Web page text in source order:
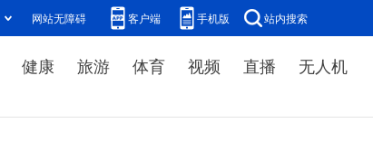
网站无障碍 客户端 手机版 站内搜索
健康 旅游 体育 视频 直播 无人机